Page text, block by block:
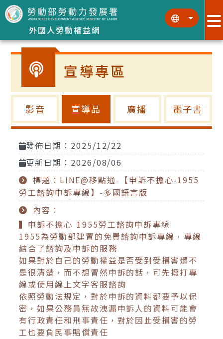
跳到主要內容區塊
外國人勞動權益網
::: :::
宣導專區
影音 宣導品 廣播 電子書
發佈日期：2025/12/22
更新日期：2026/08/06
標題：LINE@移點通-【申訴不擔心-1955
勞工諮詢申訴專線】-多國語言版
內容：
▍申訴不擔心 1955勞工諮詢申訴專線
1955為勞動部建置的免費諮詢申訴專線，專線
結合了諮詢及申訴的服務
如果對於自己的勞動權益是否受到受損害還不
是很清楚，而不想冒然申訴的話，可先撥打專
線或使用線上文字客服諮詢
依照勞動法規定，對於申訴的資料都要予以保
密，如果公務員無故洩漏申訴人的資料可能會
有行政責任和刑事責任，對於因此受損害的勞
工也要負民事賠償責任